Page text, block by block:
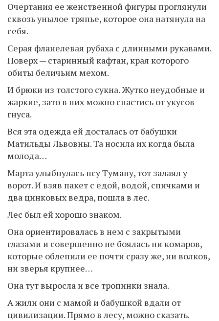
Очертания ее женственной фигуры проглянули
сквозь унылое тряпье, которое она натянула на
себя.
Серая фланелевая рубаха с длинными рукавами.
Поверх — старинный кафтан, края которого
обиты беличьим мехом.
И брюки из толстого сукна. Жутко неудобные и
жаркие, зато в них можно спастись от укусов
гнуса.
Вся эта одежда ей досталась от бабушки
Матильды Львовны. Та носила их когда была
молода…
Марта улыбнулась псу Туману, тот залаял у
ворот. И взяв пакет с едой, водой, спичками и
два цинковых ведра, пошла в лес.
Лес был ей хорошо знаком.
Она ориентировалась в нем с закрытыми
глазами и совершенно не боялась ни комаров,
которые облепили ее почти сразу же, ни волков,
ни зверья крупнее…
Она тут выросла и все тропинки знала.
А жили они с мамой и бабушкой вдали от
цивилизации. Прямо в лесу, можно сказать.